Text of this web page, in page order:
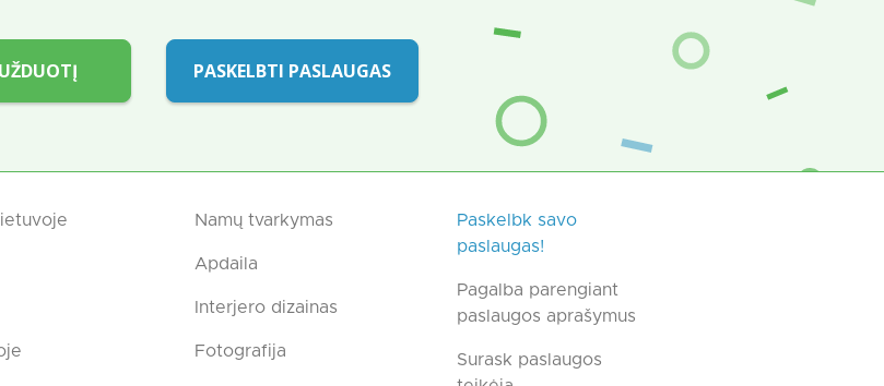
PASKELBTI PASLAUGAS
Namų tvarkymas
Apdaila
Interjero dizainas
Fotografija
Paskelbk savo
paslaugas!
Pagalba parengiant
paslaugos aprašymus
Surask paslaugos